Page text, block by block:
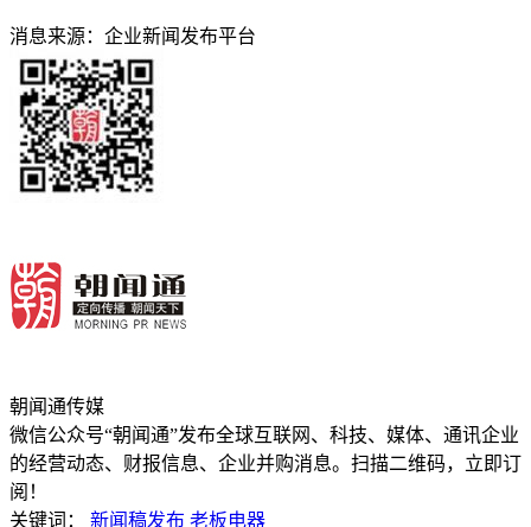
消息来源：企业新闻发布平台
朝闻通传媒
微信公众号“朝闻通”发布全球互联网、科技、媒体、通讯企业
的经营动态、财报信息、企业并购消息。扫描二维码，立即订
阅！
关键词：
新闻稿发布 老板电器